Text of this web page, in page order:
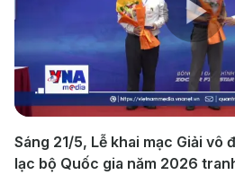
Sáng 21/5, Lễ khai mạc Giải vô
lạc bộ Quốc gia năm 2026